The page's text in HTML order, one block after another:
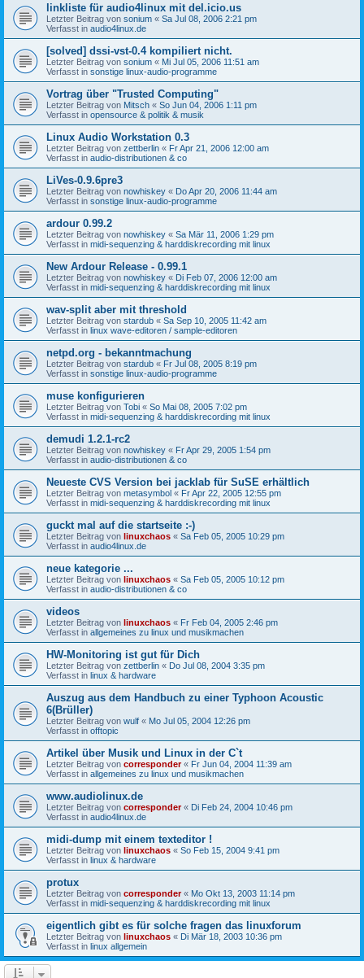
linkliste für audio4linux mit del.icio.us
Letzter Beitrag von sonium « Sa Jul 08, 2006 2:21 pm
Verfasst in audio4linux.de
[solved] dssi-vst-0.4 kompiliert nicht.
Letzter Beitrag von sonium « Mi Jul 05, 2006 11:51 am
Verfasst in sonstige linux-audio-programme
Vortrag über "Trusted Computing"
Letzter Beitrag von Mitsch « So Jun 04, 2006 1:11 pm
Verfasst in opensource & politik & musik
Linux Audio Workstation 0.3
Letzter Beitrag von zettberlin « Fr Apr 21, 2006 12:00 am
Verfasst in audio-distributionen & co
LiVes-0.9.6pre3
Letzter Beitrag von nowhiskey « Do Apr 20, 2006 11:44 am
Verfasst in sonstige linux-audio-programme
ardour 0.99.2
Letzter Beitrag von nowhiskey « Sa Mär 11, 2006 1:29 pm
Verfasst in midi-sequenzing & harddiskrecording mit linux
New Ardour Release - 0.99.1
Letzter Beitrag von nowhiskey « Di Feb 07, 2006 12:00 am
Verfasst in midi-sequenzing & harddiskrecording mit linux
wav-split aber mit threshold
Letzter Beitrag von stardub « Sa Sep 10, 2005 11:42 am
Verfasst in linux wave-editoren / sample-editoren
netpd.org - bekanntmachung
Letzter Beitrag von stardub « Fr Jul 08, 2005 8:19 pm
Verfasst in sonstige linux-audio-programme
muse konfigurieren
Letzter Beitrag von Tobi « So Mai 08, 2005 7:02 pm
Verfasst in midi-sequenzing & harddiskrecording mit linux
demudi 1.2.1-rc2
Letzter Beitrag von nowhiskey « Fr Apr 29, 2005 1:54 pm
Verfasst in audio-distributionen & co
Neueste CVS Version bei jacklab für SuSE erhältlich
Letzter Beitrag von metasymbol « Fr Apr 22, 2005 12:55 pm
Verfasst in midi-sequenzing & harddiskrecording mit linux
guckt mal auf die startseite :-)
Letzter Beitrag von linuxchaos « Sa Feb 05, 2005 10:29 pm
Verfasst in audio4linux.de
neue kategorie ...
Letzter Beitrag von linuxchaos « Sa Feb 05, 2005 10:12 pm
Verfasst in audio-distributionen & co
videos
Letzter Beitrag von linuxchaos « Fr Feb 04, 2005 2:46 pm
Verfasst in allgemeines zu linux und musikmachen
HW-Monitoring ist gut für Dich
Letzter Beitrag von zettberlin « Do Jul 08, 2004 3:35 pm
Verfasst in linux & hardware
Auszug aus dem Handbuch zu einer Typhoon Acoustic
6(Brüller)
Letzter Beitrag von wulf « Mo Jul 05, 2004 12:26 pm
Verfasst in offtopic
Artikel über Musik und Linux in der C`t
Letzter Beitrag von corresponder« Fr Jun 04, 2004 11:39 am
Verfasst in allgemeines zu linux und musikmachen
www.audiolinux.de
Letzter Beitrag von corresponder« Di Feb 24, 2004 10:46 pm
Verfasst in audio4linux.de
midi-dump mit einem texteditor !
Letzter Beitrag von linuxchaos « So Feb 15, 2004 9:41 pm
Verfasst in linux & hardware
protux
Letzter Beitrag von corresponder« Mo Okt 13, 2003 11:14 pm
Verfasst in midi-sequenzing & harddiskrecording mit linux
eigentlich gibt es für solche fragen das linuxforum
Letzter Beitrag von linuxchaos « Di Mär 18, 2003 10:36 pm
Verfasst in linux allgemein